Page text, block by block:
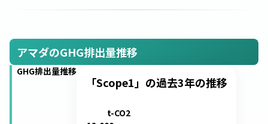
アマダのGHG排出量推移
GHG排出量推移
「Scope1」の過去3年の推移
t-CO2